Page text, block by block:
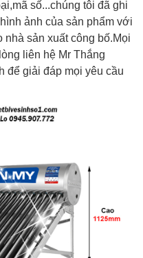
số...chúng tôi đã ghi
ảnh của sản phẩm với
nhà sản xuất công bố.Mọi
liên hệ Mr Thắng
để giải đáp mọi yêu cầu